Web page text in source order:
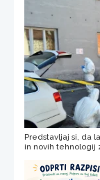
Predstavljaj si, da
in novih tehnologij